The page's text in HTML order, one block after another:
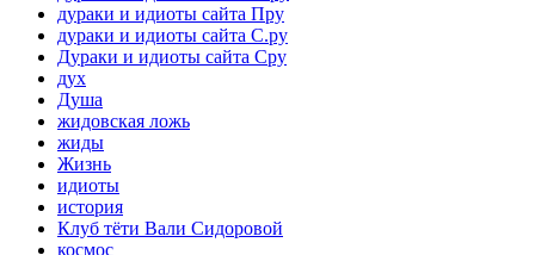
дураки и идиоты сайта Пру
дураки и идиоты сайта С.ру
Дураки и идиоты сайта Сру
дух
Душа
жидовская ложь
жиды
Жизнь
идиоты
история
Клуб тёти Вали Сидоровой
космос